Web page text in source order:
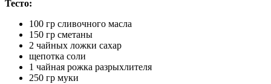
Тесто:
100 гр сливочного масла
150 гр сметаны
2 чайных ложки сахар
щепотка соли
1 чайная рожка разрыхлителя
250 гр муки